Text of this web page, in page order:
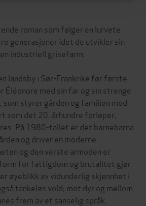
roman som følger en lurvete
generasjoner idet de utvikler sin
industriell grisefarm.
landsby i Sør-Frankrike før første
Éléonore med sin far og sin strenge
styrer gården og familien med
som det 20. århundre forløper,
På 1980-tallet er det barnebarna
og driver en moderne
og den verste armoden er
form for fattigdom og brutalitet gjør
øyeblikk av vidunderlig skjønnhet i
tankeløs vold; mot dyr og mellom
frem av et sanselig språk.